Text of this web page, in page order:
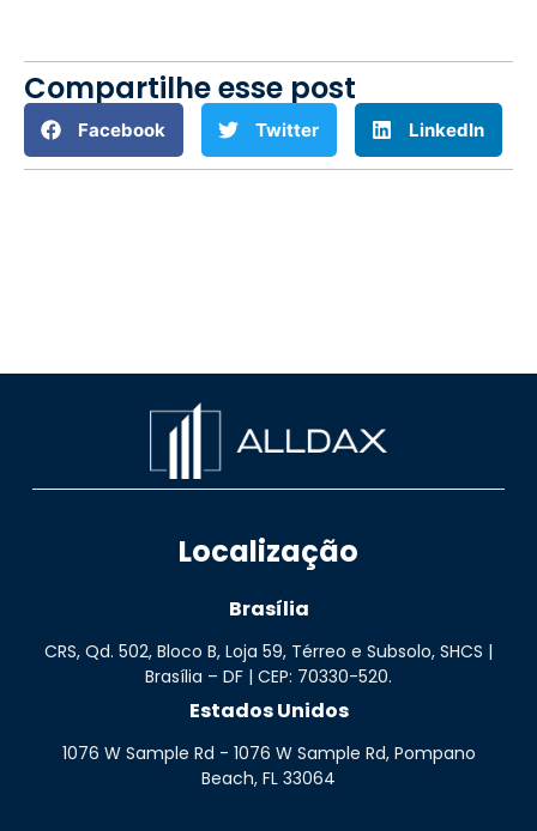
Compartilhe esse post
Facebook Twitter LinkedIn
Localização
Brasília
CRS, Qd. 502, Bloco B, Loja 59, Térreo e Subsolo, SHCS |
Brasília – DF | CEP: 70330-520.
Estados Unidos
1076 W Sample Rd - 1076 W Sample Rd, Pompano
Beach, FL 33064